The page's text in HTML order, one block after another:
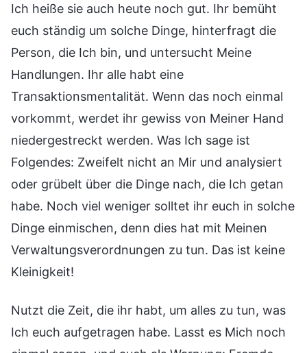
Ich heiße sie auch heute noch gut. Ihr bemüht
euch ständig um solche Dinge, hinterfragt die
Person, die Ich bin, und untersucht Meine
Handlungen. Ihr alle habt eine
Transaktionsmentalität. Wenn das noch einmal
vorkommt, werdet ihr gewiss von Meiner Hand
niedergestreckt werden. Was Ich sage ist
Folgendes: Zweifelt nicht an Mir und analysiert
oder grübelt über die Dinge nach, die Ich getan
habe. Noch viel weniger solltet ihr euch in solche
Dinge einmischen, denn dies hat mit Meinen
Verwaltungsverordnungen zu tun. Das ist keine
Kleinigkeit!
Nutzt die Zeit, die ihr habt, um alles zu tun, was
Ich euch aufgetragen habe. Lasst es Mich noch